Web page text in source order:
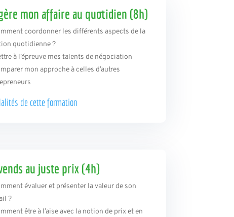
mon affaire au quotidien (8h)
coordonner les différents aspects de la
quotidienne ?
à l’épreuve mes talents de négociation
mon approche à celles d’autres
de cette formation
au juste prix (4h)
évaluer et présenter la valeur de son
?
être à l’aise avec la notion de prix et en